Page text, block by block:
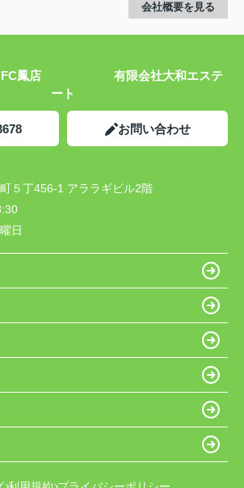
会社概要を見る
FC鳳店 有限会社大和エステ
ート
お問い合わせ
５丁456-1 アララギビル2階
日